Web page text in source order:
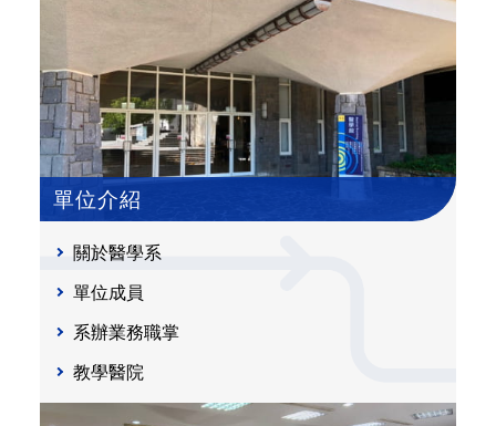
單位介紹
關於醫學系
單位成員
系辦業務職掌
教學醫院